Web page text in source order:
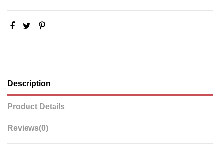
Description
Product Details
Reviews(0)